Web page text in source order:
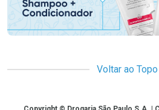
Voltar ao Topo
Copyright